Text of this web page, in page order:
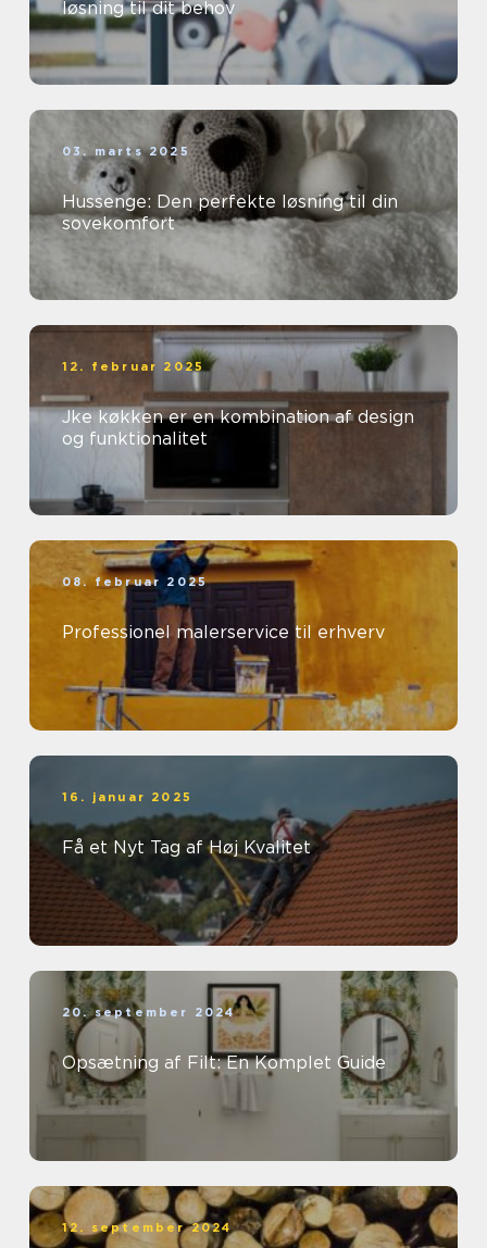
løsning til dit behov
03. marts 2025
Hussenge: Den perfekte løsning til din
sovekomfort
12. februar 2025
Jke køkken er en kombination af design
og funktionalitet
08. februar 2025
Professionel malerservice til erhverv
16. januar 2025
Få et Nyt Tag af Høj Kvalitet
20. september 2024
Opsætning af Filt: En Komplet Guide
12. september 2024